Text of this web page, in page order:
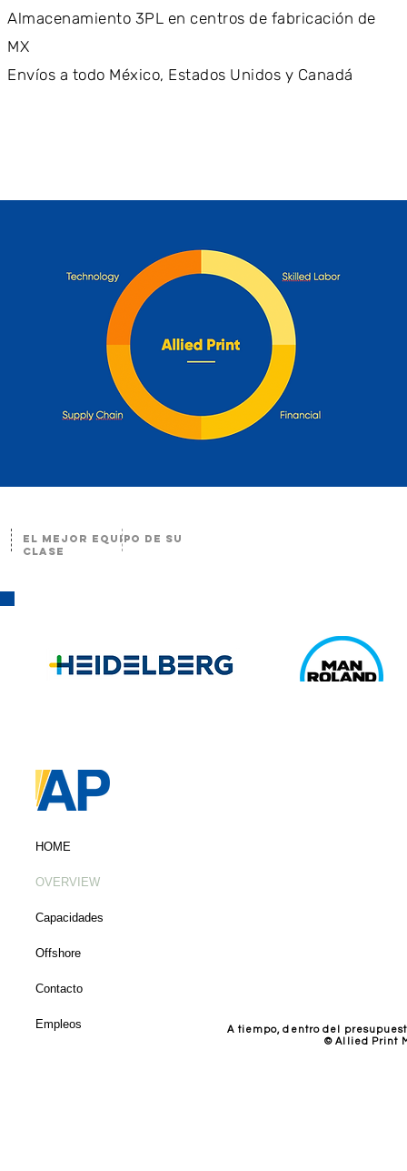
Almacenamiento 3PL en centros de fabricación de
MX
Envíos a todo México, Estados Unidos y Canadá
El mejor equipo de su
clase
HOME
OVERVIEW
Capacidades
Offshore
Contacto
Empleos
A tiempo, dentro del
© Allied Print